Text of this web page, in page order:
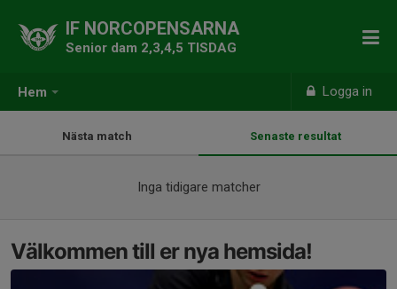
Hem Logga in
IF NORCOPENSARNA
Senior dam 2,3,4,5 TISDAG
Nästa match Senaste resultat
Inga tidigare matcher
Välkommen till er nya hemsida!